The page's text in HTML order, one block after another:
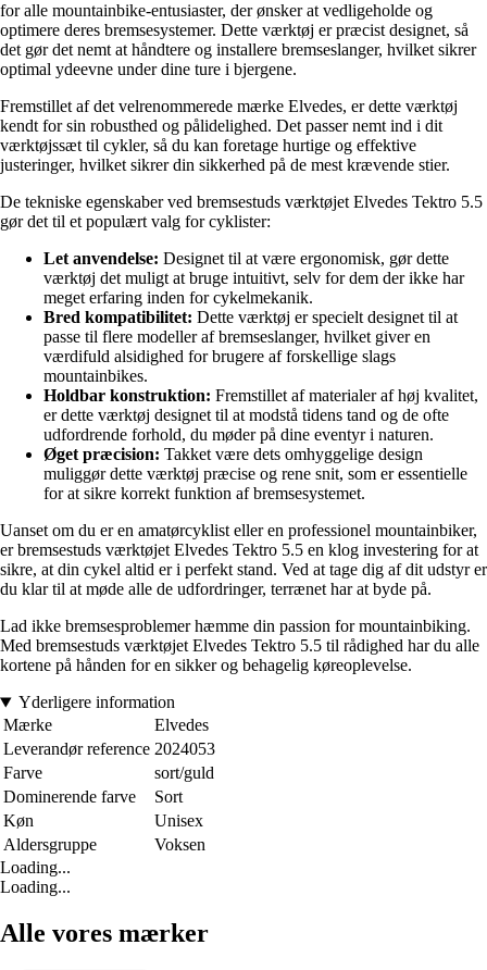
for alle mountainbike-entusiaster, der ønsker at vedligeholde og
optimere deres bremsesystemer. Dette værktøj er præcist designet, så
det gør det nemt at håndtere og installere bremseslanger, hvilket sikrer
optimal ydeevne under dine ture i bjergene.
Fremstillet af det velrenommerede mærke Elvedes, er dette værktøj
kendt for sin robusthed og pålidelighed. Det passer nemt ind i dit
værktøjssæt til cykler, så du kan foretage hurtige og effektive
justeringer, hvilket sikrer din sikkerhed på de mest krævende stier.
De tekniske egenskaber ved bremsestuds værktøjet Elvedes Tektro 5.5
gør det til et populært valg for cyklister:
Let anvendelse: Designet til at være ergonomisk, gør dette
værktøj det muligt at bruge intuitivt, selv for dem der ikke har
meget erfaring inden for cykelmekanik.
Bred kompatibilitet: Dette værktøj er specielt designet til at
passe til flere modeller af bremseslanger, hvilket giver en
værdifuld alsidighed for brugere af forskellige slags
mountainbikes.
Holdbar konstruktion: Fremstillet af materialer af høj kvalitet,
er dette værktøj designet til at modstå tidens tand og de ofte
udfordrende forhold, du møder på dine eventyr i naturen.
Øget præcision: Takket være dets omhyggelige design
muliggør dette værktøj præcise og rene snit, som er essentielle
for at sikre korrekt funktion af bremsesystemet.
Uanset om du er en amatørcyklist eller en professionel mountainbiker,
er bremsestuds værktøjet Elvedes Tektro 5.5 en klog investering for at
sikre, at din cykel altid er i perfekt stand. Ved at tage dig af dit udstyr er
du klar til at møde alle de udfordringer, terrænet har at byde på.
Lad ikke bremsesproblemer hæmme din passion for mountainbiking.
Med bremsestuds værktøjet Elvedes Tektro 5.5 til rådighed har du alle
kortene på hånden for en sikker og behagelig køreoplevelse.
Yderligere information
Mærke
Elvedes
Leverandør reference 2024053
Farve
sort/guld
Dominerende farve
Sort
Køn
Unisex
Aldersgruppe
Voksen
Loading...
Loading...
Alle vores mærker